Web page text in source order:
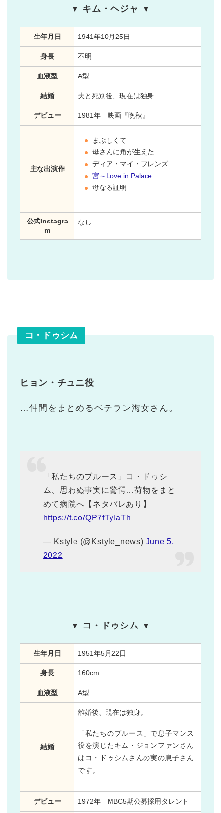
▼ キム・ヘジャ ▼
生年月日 1941年10月25日
身長 不明
血液型 A型
結婚 夫と死別後、現在は独身
デビュー 1981年 映画『晩秋』
主な出演作
まぶしくて
母さんに角が生えた
ディア・マイ・フレンズ
宮～Love in Palace
母なる証明
公式Instagra
m
なし
コ・ドゥシム
ヒョン・チュニ役
…仲間をまとめるベテラン海女さん。
「私たちのブルース」コ・ドゥシ
ム、思わぬ事実に驚愕…荷物をまと
めて病院へ【ネタバレあり】
https://t.co/QP7fTyIaTh
— Kstyle (@Kstyle_news) June 5,
2022
▼ コ・ドゥシム ▼
生年月日 1951年5月22日
身長 160cm
血液型 A型
結婚
離婚後、現在は独身。
「私たちのブルース」で息子マンス
役を演じたキム・ジョンファンさん
はコ・ドゥシムさんの実の息子さん
です。
デビュー 1972年 MBC5期公募採用タレント